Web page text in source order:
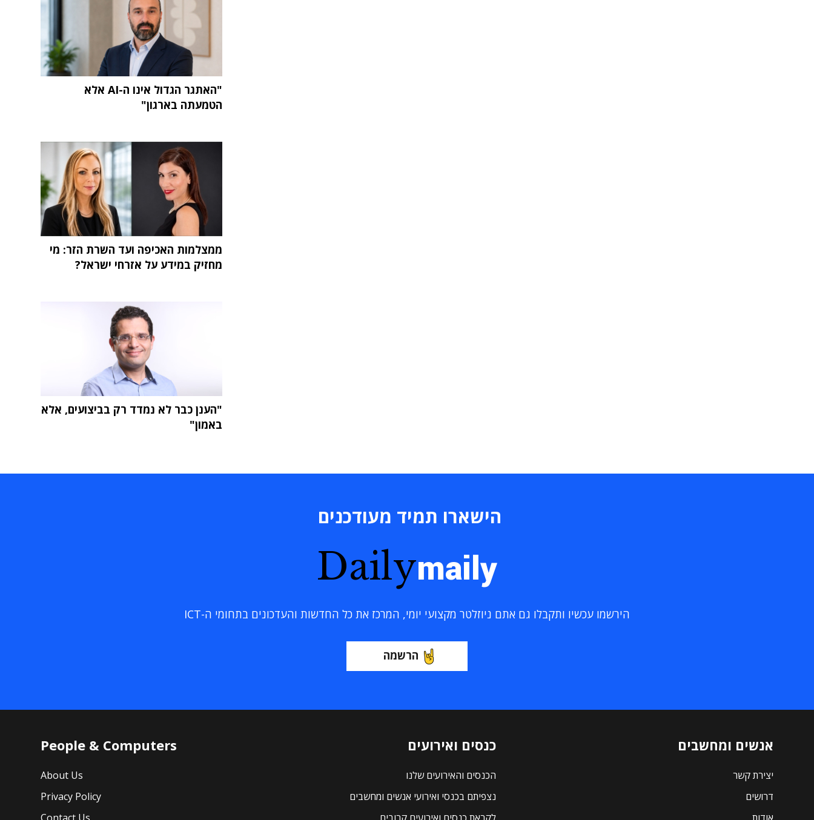
"האתגר הגדול אינו ה-AI אלא
הטמעתה בארגון"
ממצלמות האכיפה ועד השרת הזר: מי
מחזיק במידע על אזרחי ישראל?
"הענן כבר לא נמדד רק בביצועים, אלא
באמון"
הישארו תמיד מעודכנים
Dailymaily
הירשמו עכשיו ותקבלו גם אתם ניוזלטר מקצועי יומי, המרכז את כל החדשות והעדכונים בתחומי ה-ICT
הרשמה
אנשים ומחשבים
יצירת קשר
דרושים
כנסים ואירועים
הכנסים והאירועים שלנו
נצפיתם בכנסי ואירועי אנשים ומחשבים
People & Computers
About Us
Privacy Policy